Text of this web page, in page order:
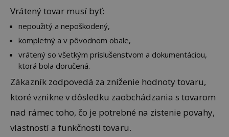
Vrátený tovar musí byť:
nepoužitý a nepoškodený,
kompletný a v pôvodnom obale,
vrátený so všetkým príslušenstvom a dokumentáciou,
ktorá bola doručená.
Zákazník zodpovedá za zníženie hodnoty tovaru,
ktoré vznikne v dôsledku zaobchádzania s tovarom
nad rámec toho, čo je potrebné na zistenie povahy,
vlastností a funkčnosti tovaru.